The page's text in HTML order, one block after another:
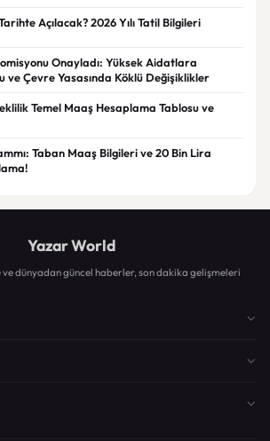
Açılacak? 2026 Yılı Tatil Bilgileri
Onayladı: Yüksek Aidatlara
ve Çevre Yasasında Köklü Değişiklikler
Temel Maaş Hesaplama Tablosu ve
Taban Maaş Bilgileri ve 20 Bin Lira
Yazar World
dünyadan güncel haberler, son dakika gelişmeleri